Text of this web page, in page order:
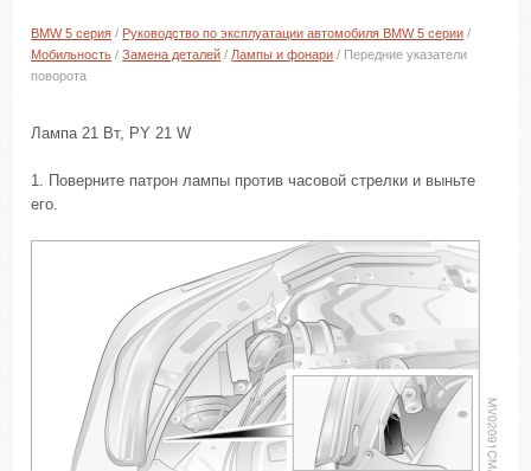
BMW 5 серия / Руководство по эксплуатации автомобиля BMW 5 серии /
Мобильность /Замена деталей / Лампы и фонари / Передние указатели
поворота
Лампа 21 Вт, PY 21 W
1. Поверните патрон лампы против часовой стрелки и выньте
его.